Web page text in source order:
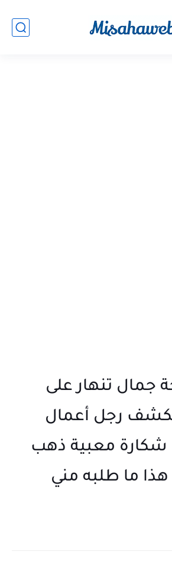
جمال تنهار على
رجل أعمال
شكارة معبية ذهب
هذا ما طلبه مني